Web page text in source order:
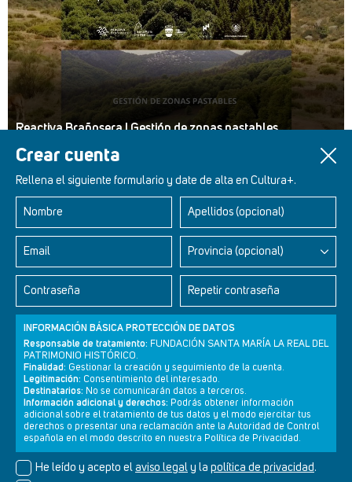
Crear cuenta
Rellena el siguiente formulario y date de alta en Cultura+.
Nombre Apellidos (opcional)
Email Provincia (opcional)
Contraseña Repetir contraseña
INFORMACIÓN BÁSICA PROTECCIÓN DE DATOS
Responsable de tratamiento: FUNDACIÓN SANTA MARÍA LA REAL DEL
PATRIMONIO HISTÓRICO.
Finalidad: Gestionar la creación y seguimiento de la cuenta.
Legitimación: Consentimiento del interesado.
Destinatarios: No se comunicarán datos a terceros.
Información adicional y derechos: Podrás obtener información
adicional sobre el tratamiento de tus datos y el modo ejercitar tus
derechos o presentar una reclamación ante la Autoridad de Control
española en el modo descrito en nuestra Política de Privacidad.
He leído y acepto el aviso legal y la política de privacidad.
Reactiva Brañosera I Gestión de zonas pastables
Retablos Renacentistas Este de León
Newsletter Aviso legal Política de privacidad Política de cookies